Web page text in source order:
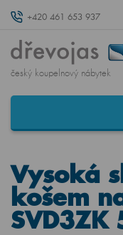
+420 461 653 937
český koupelnový nábytek
Vysoká
košem
SVD3ZK